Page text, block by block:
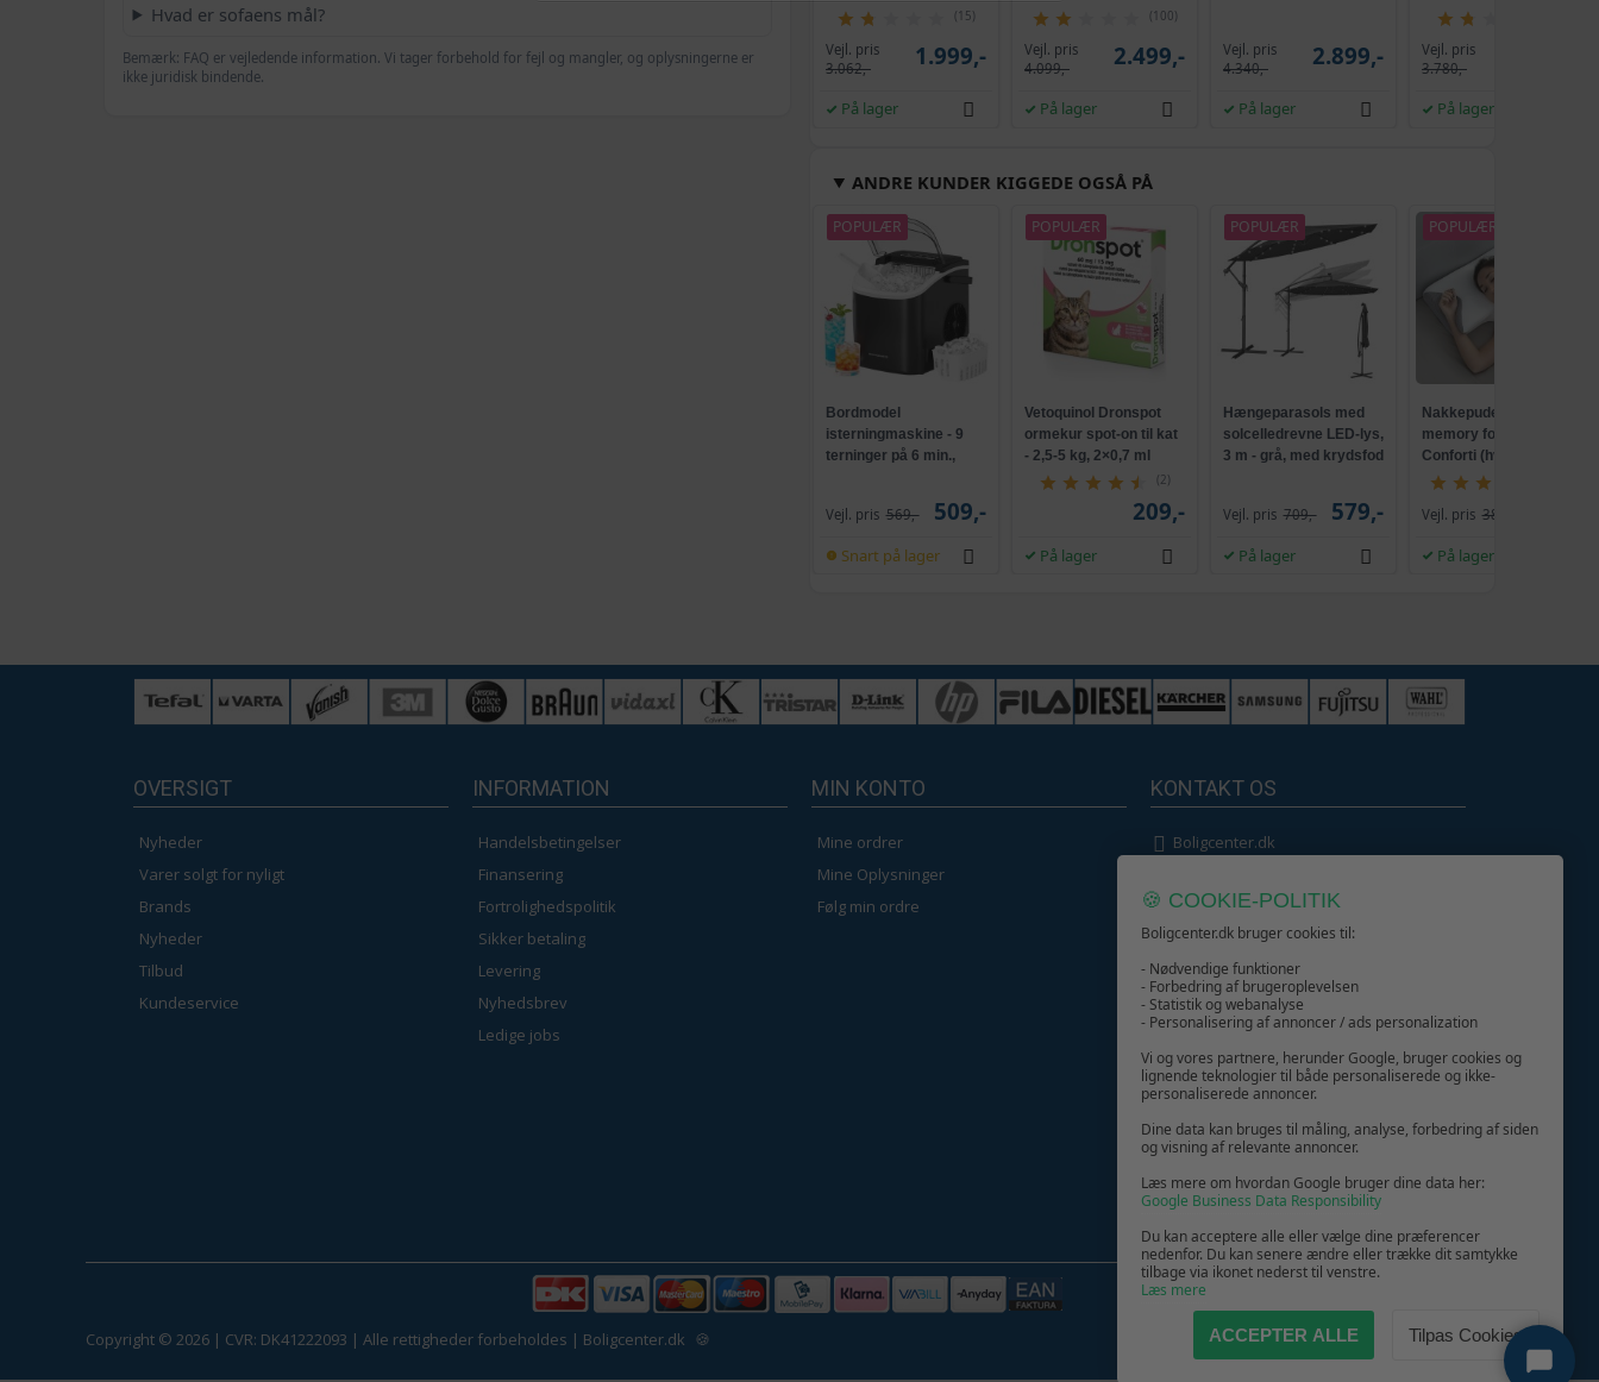
Hvad er sofaens mål?
Bemærk: FAQ er vejledende information. Vi tager forbehold for fejl og mangler, og oplysningerne er
ikke juridisk bindende.
(15)
Vejl. pris
3.062,-
1.999,-
På lager
(100)
Vejl. pris
4.099,-
2.499,-
På lager
Vejl. pris
4.340,-
2.899,-
På lager
Vejl. pris
3.780,-
På lager
ANDRE KUNDER KIGGEDE OGSÅ PÅ
POPULÆR
Bordmodel
isterningmaskine - 9
terninger på 6 min.,
Vejl. pris 569,- 509,-
Snart på lager
POPULÆR
Vetoquinol Dronspot
ormekur spot-on til kat
- 2,5-5 kg, 2×0,7 ml
(2)
209,-
På lager
POPULÆR
Hængeparasols med
solcelledrevne LED-lys,
3 m - grå, med krydsfod
Vejl. pris 709,- 579,-
På lager
POPULÆR
Nakkepude med
memory foam -
Conforti (hvid/grå)
Vejl. pris 386,-
På lager
OVERSIGT
Nyheder
Varer solgt for nyligt
Brands
Nyheder
Tilbud
Kundeservice
INFORMATION
Handelsbetingelser
Finansering
Fortrolighedspolitik
Sikker betaling
Levering
Nyhedsbrev
Ledige jobs
MIN KONTO
Mine ordrer
Mine Oplysninger
Følg min ordre
KONTAKT OS
Boligcenter.dk
GIV GLÆDE MED ET GAVEKORT!
Copyright © 2026 | CVR: DK41222093 | Alle rettigheder forbeholdes | Boligcenter.dk 🍪
🍪 COOKIE-POLITIK
Boligcenter.dk bruger cookies til:
- Nødvendige funktioner
- Forbedring af brugeroplevelsen
- Statistik og webanalyse
- Personalisering af annoncer / ads personalization
Vi og vores partnere, herunder Google, bruger cookies og
lignende teknologier til både personaliserede og ikke-
personaliserede annoncer.
Dine data kan bruges til måling, analyse, forbedring af siden
og visning af relevante annoncer.
Læs mere om hvordan Google bruger dine data her:
Google Business Data Responsibility
Du kan acceptere alle eller vælge dine præferencer
nedenfor. Du kan senere ændre eller trække dit samtykke
tilbage via ikonet nederst til venstre.
Læs mere
ACCEPTER ALLE Tilpas Cookies